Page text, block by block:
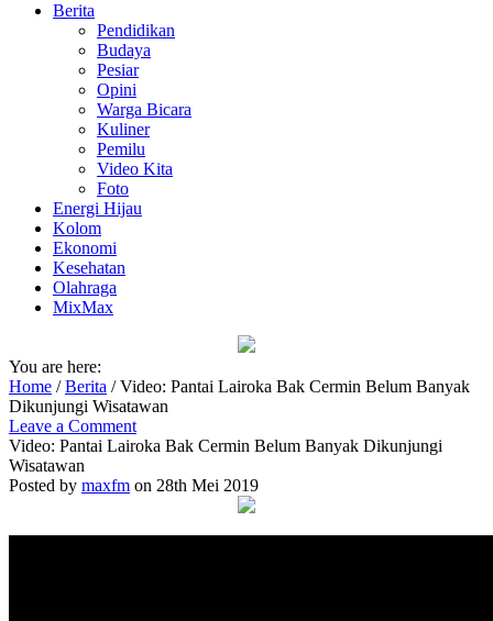
Berita
Pendidikan
Budaya
Pesiar
Opini
Warga Bicara
Kuliner
Pemilu
Video Kita
Foto
Energi Hijau
Kolom
Ekonomi
Kesehatan
Olahraga
MixMax
You are here:
Home /Berita /Video: Pantai Lairoka Bak Cermin Belum Banyak
Dikunjungi Wisatawan
Leave a Comment
Video: Pantai Lairoka Bak Cermin Belum Banyak Dikunjungi
Wisatawan
Posted by maxfm on 28th Mei 2019